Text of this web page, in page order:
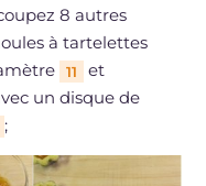
8 autres
à tartelettes
11
et
un disque de
;